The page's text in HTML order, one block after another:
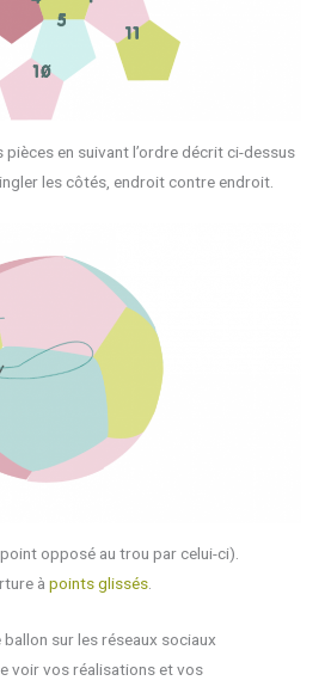
pièces en suivant l’ordre décrit ci-dessus
les côtés, endroit contre endroit.
opposé au trou par celui-ci).
à points glissés.
sur les réseaux sociaux
voir vos réalisations et vos